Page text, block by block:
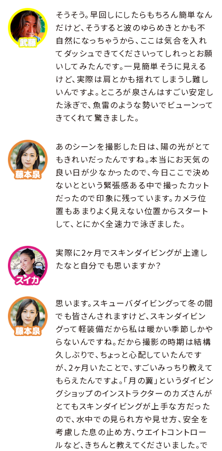
そうそう。早回しにしたらもちろん簡単なん
だけど、そうすると波のゆらめきとかも不
自然になっちゃうから、ここは気合を入れ
てダッシュできてくださいってしれっとお願
いしてみたんです。一見簡単そうに見える
けど、実際は肩とかも揺れてしまうし難し
いんですよ。ところが泉さんはすごい安定し
た泳ぎで、魚雷のような勢いでビューンって
きてくれて驚きました。
あのシーンを撮影した日は、陽の光がとて
もきれいだったんですね。本当にお天気の
良い日が少なかったので、今日ここで決め
ないとという緊張感ある中で撮ったカット
だったので印象に残っています。カメラ位
置もあまりよく見えない位置からスタート
して、とにかく全速力で泳ぎました。
実際に2ヶ月でスキンダイビングが上達し
たなと自分でも思いますか？
思います。スキューバダイビングって冬の間
でも皆さんされますけど、スキンダイビン
グって軽装備だから私は暖かい季節しかや
らないんですね。だから撮影の時期は結構
久しぶりで、ちょっと心配していたんです
が、2ヶ月いたことで、すごいみっちり教えて
もらえたんですよ。「月の翼」というダイビン
グショップのインストラクターのカズさんが
とてもスキンダイビングが上手な方だった
ので、水中での見られ方や見せ方、安全を
考慮した息の止め方、ウエイトコントロー
ルなど、きちんと教えてくださいました。で